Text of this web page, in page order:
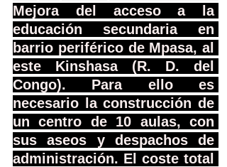
Mejora del acceso a la
educación secundaria en
barrio periférico de Mpasa, al
este Kinshasa (R. D. del
Congo). Para ello es
necesario la construcción de
un centro de 10 aulas, con
sus aseos y despachos de
administración. El coste total